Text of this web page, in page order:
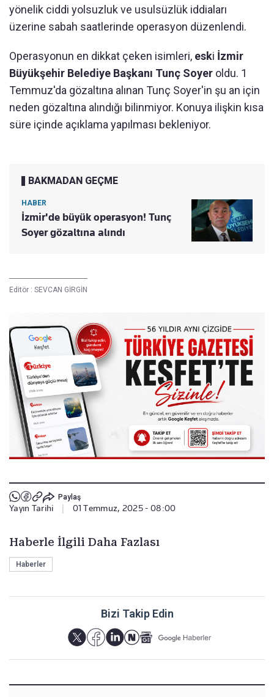
yönelik ciddi yolsuzluk ve usulsüzlük iddiaları
üzerine sabah saatlerinde operasyon düzenlendi.
Operasyonun en dikkat çeken isimleri, eski İzmir
Büyükşehir Belediye Başkanı Tunç Soyer oldu. 1
Temmuz'da gözaltına alınan Tunç Soyer'in şu an için
neden gözaltına alındığı bilinmiyor. Konuya ilişkin kısa
süre içinde açıklama yapılması bekleniyor.
BAKMADAN GEÇME
HABER
İzmir'de büyük operasyon! Tunç
Soyer gözaltına alındı
Editör : SEVCAN GİRGİN
Paylaş
Yayın Tarihi 01 Temmuz, 2025 - 08:00
Haberle İlgili Daha Fazlası
Haberler
Bizi Takip Edin